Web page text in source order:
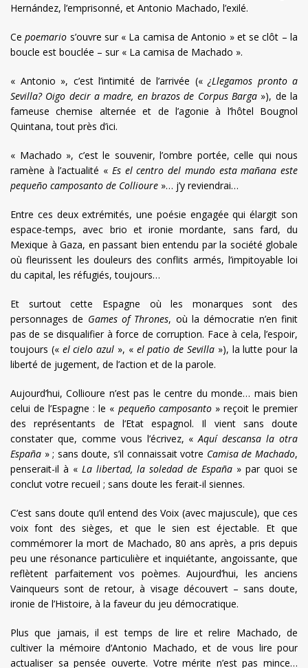
Hernández, l’emprisonné, et Antonio Machado, l’exilé.
Cepoemario s’ouvre sur « La camisa de Antonio » et se clôt – la
boucle est bouclée – sur « La camisa de Machado ».
« Antonio », c’est l’intimité de l’arrivée (« ¿Llegamos pronto a
Sevilla? Oigo decir a madre, en brazos de Corpus Barga »), de la
fameuse chemise alternée et de l’agonie à l’hôtel Bougnol
Quintana, tout près d’ici.
« Machado », c’est le souvenir, l’ombre portée, celle qui nous
ramène à l’actualité « Es el centro del mundo esta mañana este
pequeño camposanto de Collioure »… j’y reviendrai…
Entre ces deux extrémités, une poésie engagée qui élargit son
espace-temps, avec brio et ironie mordante, sans fard, du
Mexique à Gaza, en passant bien entendu par la société globale
où fleurissent les douleurs des conflits armés, l’impitoyable loi
du capital, les réfugiés, toujours…
Et surtout cette Espagne où les monarques sont des
personnages de Games of Thrones, où la démocratie n’en finit
pas de se disqualifier à force de corruption. Face à cela, l’espoir,
toujours (« el cielo azul », « el patio de Sevilla »), la lutte pour la
liberté de jugement, de l’action et de la parole.
Aujourd’hui, Collioure n’est pas le centre du monde… mais bien
celui de l’Espagne : le « pequeño camposanto» reçoit le premier
des représentants de l’Etat espagnol. Il vient sans doute
constater que, comme vous l’écrivez, «Aquí descansa la otra
España » ; sans doute, s’il connaissait votre Camisa de Machado,
penserait-il à « La libertad, la soledad de España » par quoi se
conclut votre recueil ; sans doute les ferait-il siennes.
C’est sans doute qu’il entend des Voix (avec majuscule), que ces
voix font des sièges, et que le sien est éjectable. Et que
commémorer la mort de Machado, 80 ans après, a pris depuis
peu une résonance particulière et inquiétante, angoissante, que
reflètent parfaitement vos poèmes. Aujourd’hui, les anciens
Vainqueurs sont de retour, à visage découvert – sans doute,
ironie de l’Histoire, à la faveur du jeu démocratique.
Plus que jamais, il est temps de lire et relire Machado, de
cultiver la mémoire d’Antonio Machado, et de vous lire pour
actualiser sa pensée ouverte. Votre mérite n’est pas mince…